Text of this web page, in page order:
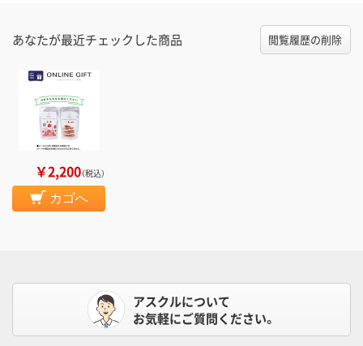
あなたが最近チェックした商品 閲覧履歴の削除
￥2,200（税込）
カゴへ
アスクルについて
お気軽にご質問ください。